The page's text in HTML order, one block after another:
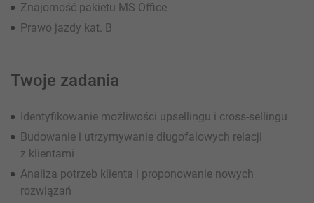
Znajomość pakietu MS Office
Prawo jazdy kat. B
Twoje zadania
Identyfikowanie możliwości upsellingu i cross-sellingu
Budowanie i utrzymywanie długofalowych relacji
z klientami
Analiza potrzeb klienta i proponowanie nowych
rozwiązań